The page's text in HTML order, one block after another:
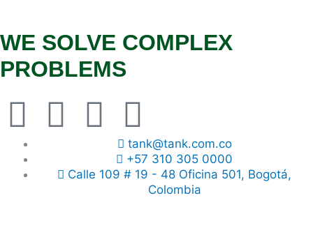
WE SOLVE COMPLEX
PROBLEMS
F
a
c
I
s
L
n
Y
o
u
i
k
tank@tank.com.co
+57 310 305 0000
Calle 109 # 19 - 48 Oficina 501, Bogotá,
Colombia